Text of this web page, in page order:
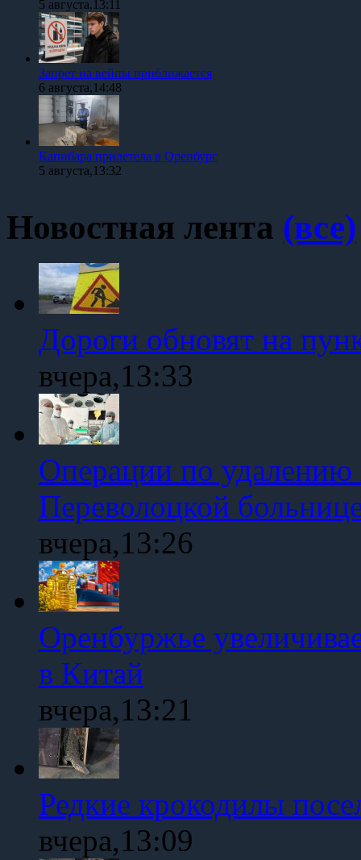
5 августа,13:11
Запрет на вейпы приближается
6 августа,14:48
Капибара прилетела в Оренбург
5 августа,13:32
Новостная лента (все)
Дороги обновят на
вчера,13:33
Операции по удалению
Переволоцкой
вчера,13:26
Оренбуржье
в Китай
вчера,13:21
Редкие крокодилы
вчера,13:09